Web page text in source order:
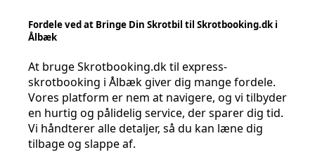
Fordele ved at Bringe Din Skrotbil til Skrotbooking.dk i
Ålbæk
At bruge Skrotbooking.dk til express-
skrotbooking i Ålbæk giver dig mange fordele.
Vores platform er nem at navigere, og vi tilbyder
en hurtig og pålidelig service, der sparer dig tid.
Vi håndterer alle detaljer, så du kan læne dig
tilbage og slappe af.